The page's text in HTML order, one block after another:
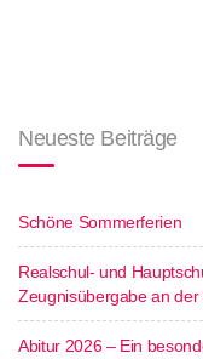
Neueste Beiträge
Schöne Sommerferien
Realschul- und
Zeugnisübergabe an
Abitur 2026 – Ein